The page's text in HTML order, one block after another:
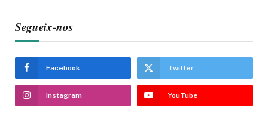
Segueix-nos
Facebook Twitter
Instagram YouTube